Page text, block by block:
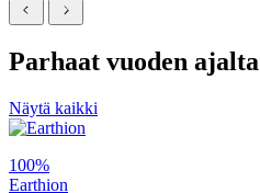
Parhaat vuoden ajalta
Näytä kaikki
100%
Earthion